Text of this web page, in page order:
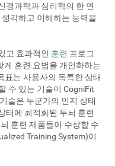
경과학과 심리학의 한 연
각하고 이해하는 능력을
고 효과적인 훈련 프로그
게 훈련 요법을 개인화하는
표는 사용자의 독특한 상태
수 있는 기술이 CogniFit
술은 누군가의 인지 상태
태에 최적화된 두뇌 훈련
훈련 제품들이 수상할 수
Training System)이